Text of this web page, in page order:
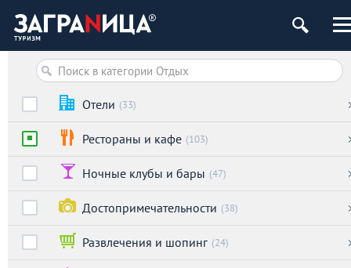
Отели (33)
Рестораны и кафе (103)
Ночные клубы и бары (47)
Достопримечательности (38)
Развлечения и шопинг (24)